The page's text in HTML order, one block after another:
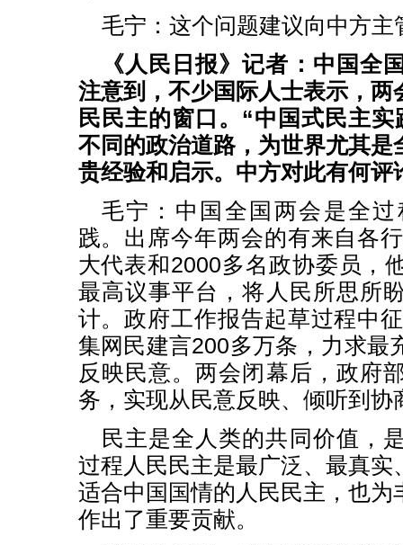
毛宁：这个问题建议向中方主
《人民日报》记者：中国全
注意到，不少国际人士表示，两
民民主的窗口。“中国式民主
不同的政治道路，为世界尤其是
贵经验和启示。中方对此有何评
毛宁：中国全国两会是全
践。出席今年两会的有来自各
大代表和2000多名政协委员，
最高议事平台，将人民所思所
计。政府工作报告起草过程中
集网民建言200多万条，力求最
反映民意。两会闭幕后，政府
务，实现从民意反映、倾听到协
民主是全人类的共同价值，
过程人民民主是最广泛、最真实
适合中国国情的人民民主，也为
作出了重要贡献。